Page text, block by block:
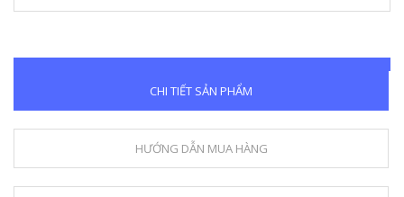
CHI TIẾT SẢN PHẨM
HƯỚNG DẪN MUA HÀNG